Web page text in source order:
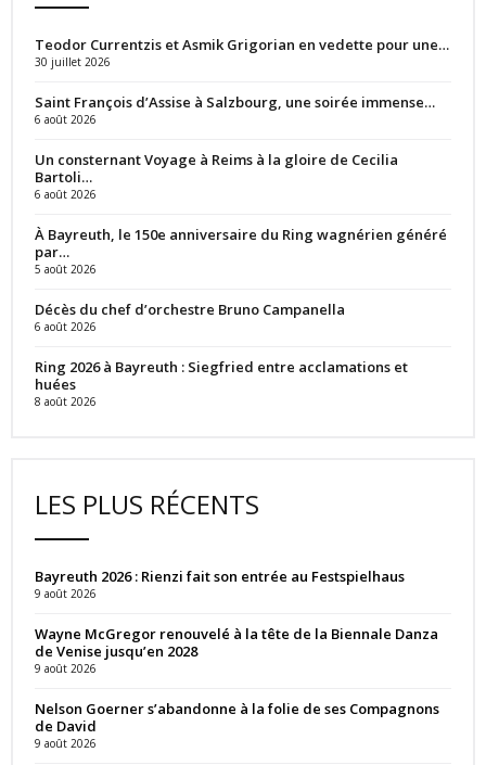
Teodor Currentzis et Asmik Grigorian en vedette pour une…
30 juillet 2026
Saint François d’Assise à Salzbourg, une soirée immense…
6 août 2026
Un consternant Voyage à Reims à la gloire de Cecilia
Bartoli…
6 août 2026
À Bayreuth, le 150e anniversaire du Ring wagnérien généré
par…
5 août 2026
Décès du chef d’orchestre Bruno Campanella
6 août 2026
Ring 2026 à Bayreuth : Siegfried entre acclamations et
huées
8 août 2026
LES PLUS RÉCENTS
Bayreuth 2026 : Rienzi fait son entrée au Festspielhaus
9 août 2026
Wayne McGregor renouvelé à la tête de la Biennale Danza
de Venise jusqu’en 2028
9 août 2026
Nelson Goerner s’abandonne à la folie de ses Compagnons
de David
9 août 2026